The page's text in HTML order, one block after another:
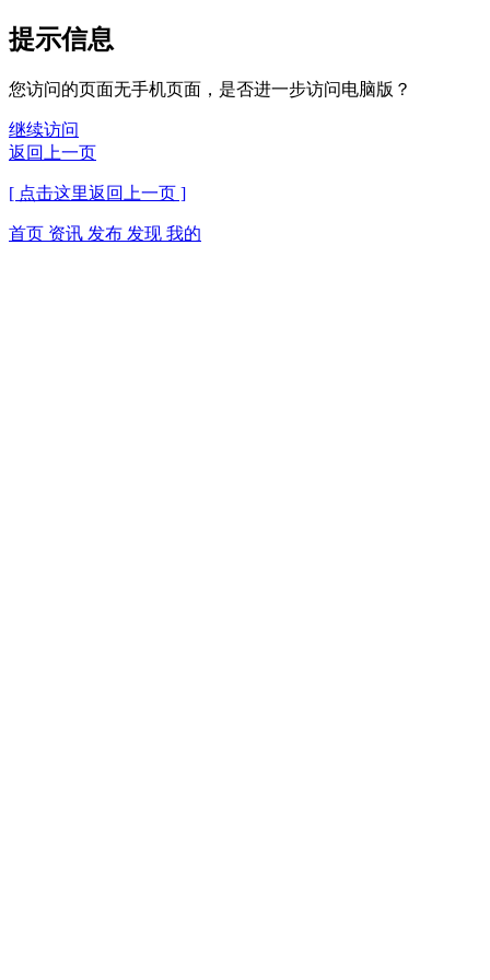
提示信息
您访问的页面无手机页面，是否进一步访问电脑版？
继续访问
返回上一页
[ 点击这里返回上一页 ]
首页 资讯 发布 发现 我的